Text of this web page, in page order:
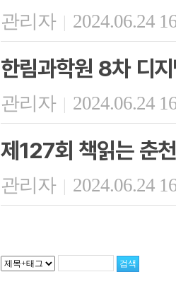
관리자 | 2024.06.24
한림과학원 8차 디
관리자 | 2024.06.24
제127회 책읽는 춘천
관리자 | 2024.06.24